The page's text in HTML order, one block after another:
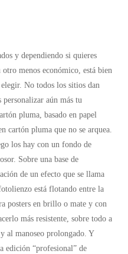
y dependiendo si quieres
menos económico, está bien
No todos los sitios dan
personalizar aún más tu
pluma, basado en papel
cartón pluma que no se arquea.
los hay con un fondo de
Sobre una base de
de un efecto que se llama
está flotando entre la
posters en brillo o mate y con
más resistente, sobre todo a
al manoseo prolongado. Y
edición “profesional” de